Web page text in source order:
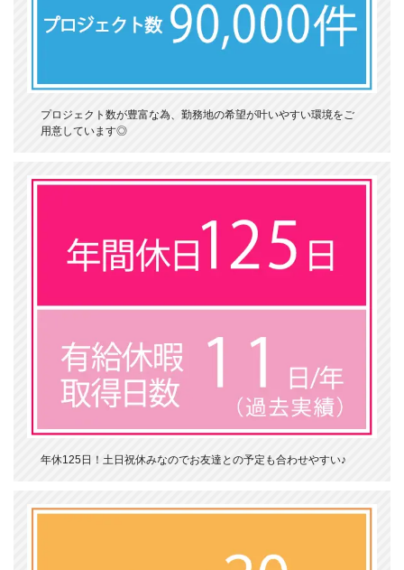
プロジェクト数が豊富な為、勤務地の希望が叶いやすい環境をご
用意しています◎
年休125日！土日祝休みなのでお友達との予定も合わせやすい♪